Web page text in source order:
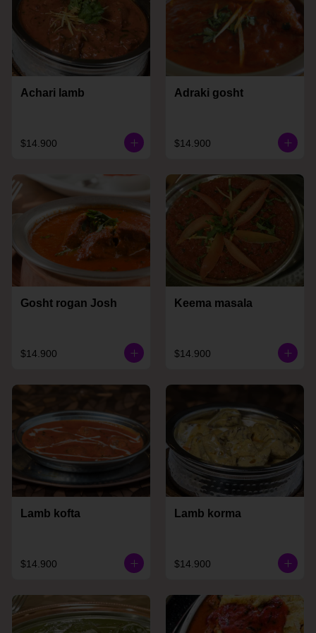
Achari lamb
$14.900
Adraki gosht
$14.900
Gosht rogan Josh
$14.900
Keema masala
$14.900
Lamb kofta
$14.900
Lamb korma
$14.900